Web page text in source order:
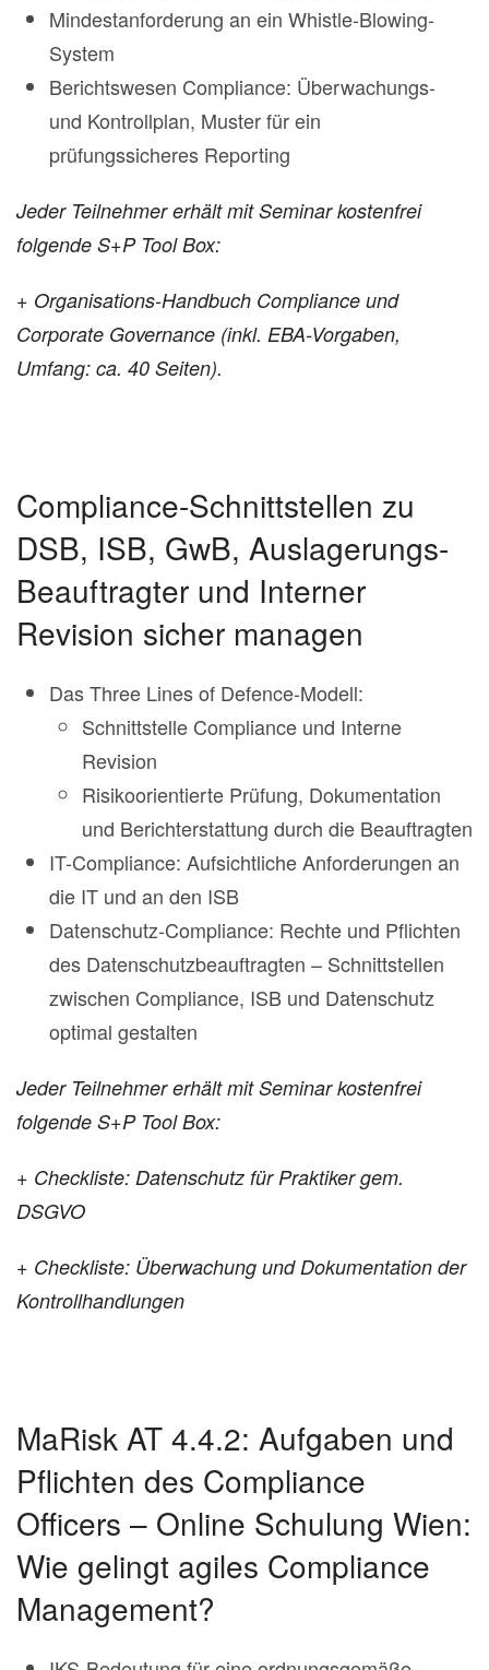
Mindestanforderung an ein Whistle-Blowing-
System
Berichtswesen Compliance: Überwachungs-
und Kontrollplan, Muster für ein
prüfungssicheres Reporting
Jeder Teilnehmer erhält mit Seminar kostenfrei
folgende S+P Tool Box:
+ Organisations-Handbuch Compliance und
Corporate Governance (inkl. EBA-Vorgaben,
Umfang: ca. 40 Seiten).
Compliance-Schnittstellen zu
DSB, ISB, GwB, Auslagerungs-
Beauftragter und Interner
Revision sicher managen
Das Three Lines of Defence-Modell:
Schnittstelle Compliance und Interne
Revision
Risikoorientierte Prüfung, Dokumentation
und Berichterstattung durch die Beauftragten
IT-Compliance: Aufsichtliche Anforderungen an
die IT und an den ISB
Datenschutz-Compliance: Rechte und Pflichten
des Datenschutzbeauftragten – Schnittstellen
zwischen Compliance, ISB und Datenschutz
optimal gestalten
Jeder Teilnehmer erhält mit Seminar kostenfrei
folgende S+P Tool Box:
+ Checkliste: Datenschutz für Praktiker gem.
DSGVO
+ Checkliste: Überwachung und Dokumentation der
Kontrollhandlungen
MaRisk AT 4.4.2: Aufgaben und
Pflichten des Compliance
Officers – Online Schulung Wien:
Wie gelingt agiles Compliance
Management?